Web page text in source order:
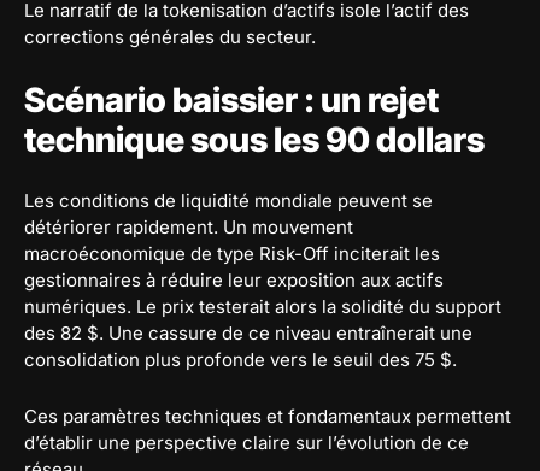
Le narratif de la tokenisation d’actifs isole l’actif des
corrections générales du secteur.
Scénario baissier : un rejet
technique sous les 90 dollars
Les conditions de liquidité mondiale peuvent se
détériorer rapidement. Un mouvement
macroéconomique de type Risk-Off inciterait les
gestionnaires à réduire leur exposition aux actifs
numériques. Le prix testerait alors la solidité du support
des 82 $. Une cassure de ce niveau entraînerait une
consolidation plus profonde vers le seuil des 75 $.
Ces paramètres techniques et fondamentaux permettent
d’établir une perspective claire sur l’évolution de ce